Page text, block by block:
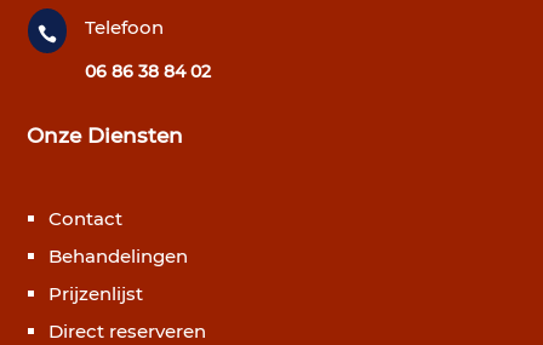
 Telefoon
06 86 38 84 02
Onze Diensten
Contact
Behandelingen
Prijzenlijst
Direct reserveren